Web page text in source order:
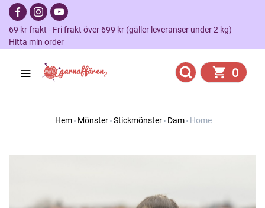
69 kr frakt - Fri frakt över 699 kr (gäller leveranser under 2 kg)
Hitta min order
0
Hem Mönster Stickmönster Dam Home